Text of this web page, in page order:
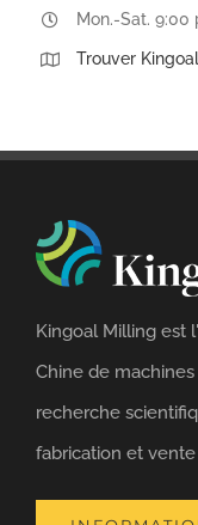
Mon.-Sat. 9:00
Trouver
Kingoal Milling est
Chine de
recherche
fabrication et vente